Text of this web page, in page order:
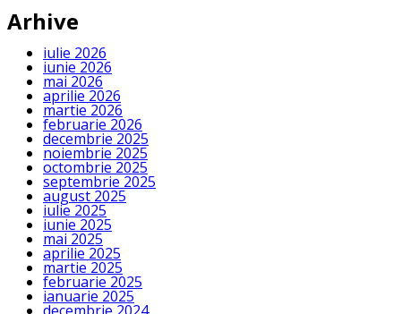
Arhive
iulie 2026
iunie 2026
mai 2026
aprilie 2026
martie 2026
februarie 2026
decembrie 2025
noiembrie 2025
octombrie 2025
septembrie 2025
august 2025
iulie 2025
iunie 2025
mai 2025
aprilie 2025
martie 2025
februarie 2025
ianuarie 2025